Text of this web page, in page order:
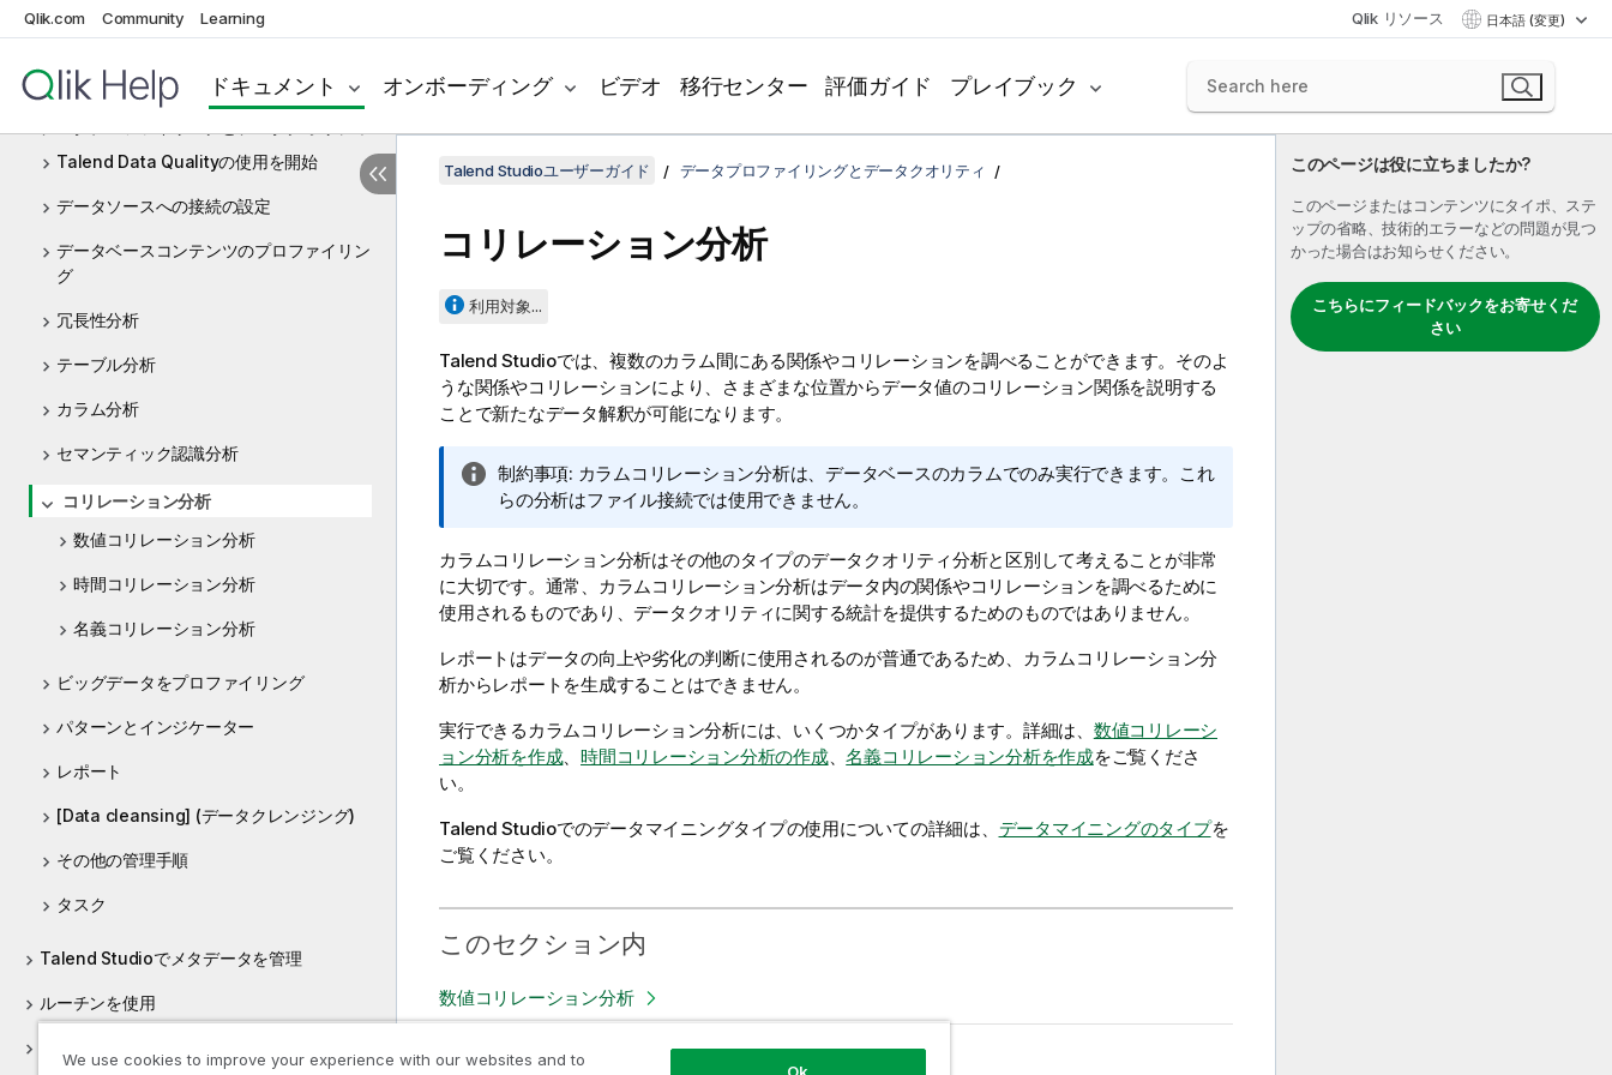
Qlik.com Community Learning Qlik リソース 日本語 (変更)
ドキュメント オンボーディング ビデオ 移行センター 評価ガイド プレイブック
データ統合とデータサービス
ビッグデータ
Talend Data Qualityの使用を開始
データソースへの接続の設定
データベースコンテンツのプロファイリン
グ
冗長性分析
テーブル分析
カラム分析
セマンティック認識分析
コリレーション分析
数値コリレーション分析
時間コリレーション分析
名義コリレーション分析
ビッグデータをプロファイリング
パターンとインジケーター
レポート
[Data cleansing] (データクレンジング)
その他の管理手順
タスク
Talend Studioでメタデータを管理
ルーチンを使用
このページは役に立ちましたか?
このページまたはコンテンツにタイポ、ステ
ップの省略、技術的エラーなどの問題が見つ
かった場合はお知らせください。
こちらにフィードバックをお寄せくだ
さい
Talend Studioユーザーガイド データプロファイリングとデータクオリティ
コリレーション分析
利用対象...
Talend Studioでは、複数のカラム間にある関係やコリレーションを調べることができます。そのよ
うな関係やコリレーションにより、さまざまな位置からデータ値のコリレーション関係を説明する
ことで新たなデータ解釈が可能になります。
情
報
モ
制約事項: カラムコリレーション分析は、データベースのカラムでのみ実行できます。これ
らの分析はファイル接続では使用できません。
カラムコリレーション分析はその他のタイプのデータクオリティ分析と区別して考えることが非常
に大切です。通常、カラムコリレーション分析はデータ内の関係やコリレーションを調べるために
使用されるものであり、データクオリティに関する統計を提供するためのものではありません。
レポートはデータの向上や劣化の判断に使用されるのが普通であるため、カラムコリレーション分
析からレポートを生成することはできません。
実行できるカラムコリレーション分析には、いくつかタイプがあります。詳細は、 数値コリレーシ
ョン分析を作成、 時間コリレーション分析の作成、名義コリレーション分析を作成をご覧くださ
い。
Talend Studioでのデータマイニングタイプの使用についての詳細は、 データマイニングのタイプを
ご覧ください。
このセクション内
数値コリレーション分析
時間コリレーション分析
We use cookies to improve your experience with our websites and to